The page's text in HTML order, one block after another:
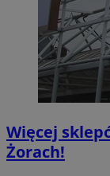
Więcej
Żorach!